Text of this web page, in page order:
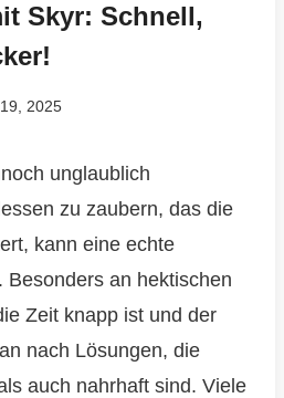
Skyr: Schnell,
2025
unglaublich
zu zaubern, das die
kann eine echte
Besonders an hektischen
Zeit knapp ist und der
nach Lösungen, die
auch nahrhaft sind. Viele